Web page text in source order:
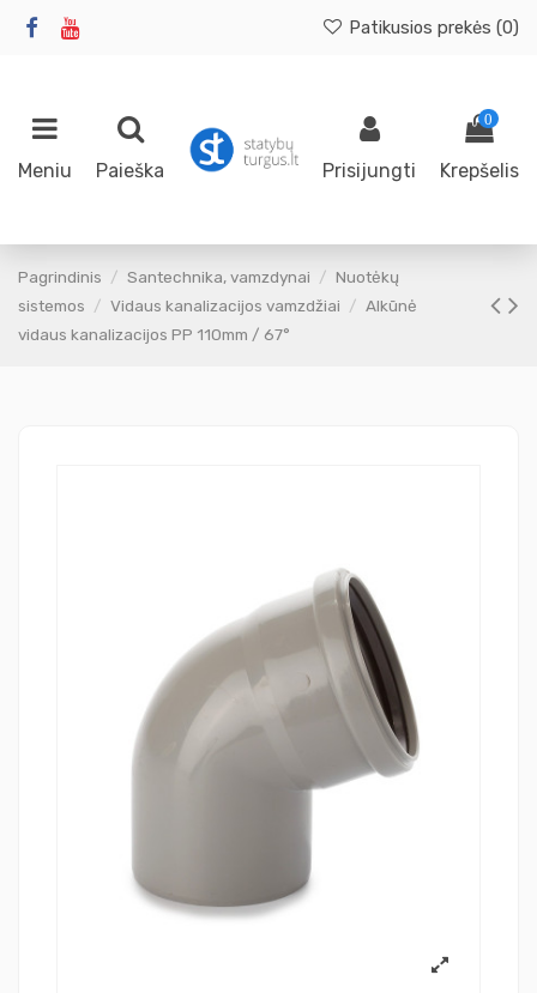
Patikusios prekės (0)
Meniu Paieška Prisijungti
0
Krepšelis
Pagrindinis Santechnika, vamzdynai
Nuotėkų
sistemos
Vidaus kanalizacijos vamzdžiai
Alkūnė
vidaus kanalizacijos PP 110mm / 67°